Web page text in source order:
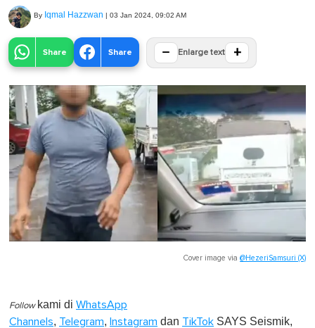
By Iqmal Hazzwan | 03 Jan 2024, 09:02 AM
Share Share − Enlarge text +
Cover image via @HezeriSamsuri (X)
Follow kami di WhatsApp
Channels, Telegram, Instagram dan TikTok SAYS Seismik,